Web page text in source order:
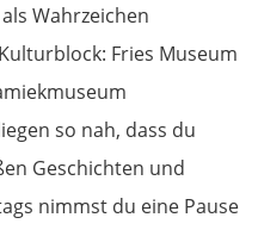
Wahrzeichen
Fries Museum
so nah, dass du
Geschichten und
nimmst du eine Pause